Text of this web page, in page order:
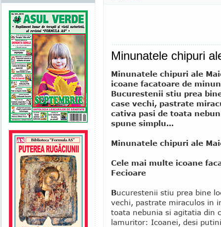
Minunatele chipuri
Minunatele chipuri ale
icoane facatoare de
Bucurestenii stiu prea
case vechi, pastrate
cativa pasi de toata
spune simplu...
Minunatele chipuri ale
Cele mai multe icoane
Fecioare
Bucurestenii stiu prea bine
vechi, pastrate miraculos in
toata nebunia si agitatia din
lamuritor: Icoanei, desi